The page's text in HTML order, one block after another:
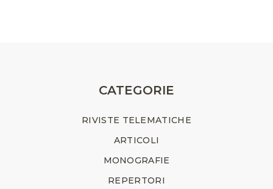
CATEGORIE
RIVISTE TELEMATICHE
ARTICOLI
MONOGRAFIE
REPERTORI